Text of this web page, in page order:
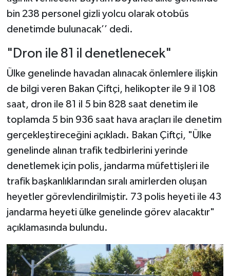
bin 238 personel gizli yolcu olarak otobüs
denetimde bulunacak’’ dedi.
"Dron ile 81 il denetlenecek"
Ülke genelinde havadan alınacak önlemlere ilişkin
de bilgi veren Bakan Çiftçi, helikopter ile 9 il 108
saat, dron ile 81 il 5 bin 828 saat denetim ile
toplamda 5 bin 936 saat hava araçları ile denetim
gerçekleştireceğini açıkladı. Bakan Çiftçi, "Ülke
genelinde alınan trafik tedbirlerini yerinde
denetlemek için polis, jandarma müfettişleri ile
trafik başkanlıklarından sıralı amirlerden oluşan
heyetler görevlendirilmiştir. 73 polis heyeti ile 43
jandarma heyeti ülke genelinde görev alacaktır"
açıklamasında bulundu.